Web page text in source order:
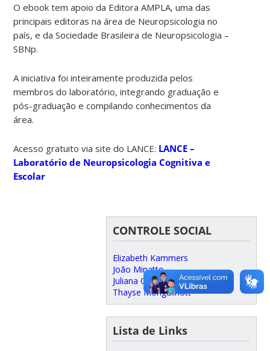
O ebook tem apoio da Editora AMPLA, uma das
principais editoras na área de Neuropsicologia no
país, e da Sociedade Brasileira de Neuropsicologia –
SBNp.
A iniciativa foi inteiramente produzida pelos
membros do laboratório, integrando graduação e
pós-graduação e compilando conhecimentos da
área.
Acesso gratuito via site do LANCE: LANCE –
Laboratório de Neuropsicologia Cognitiva e
Escolar
CONTROLE SOCIAL
Elizabeth Kammers
João Minatto
Juliana Osório
Thayse Monguilhott
Lista de Links